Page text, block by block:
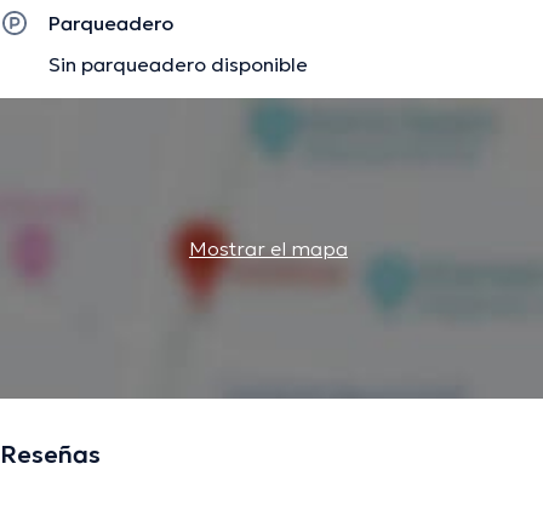
importante resaltar que, la doctora puede hablar en
Español.
Parqueadero
Sin parqueadero disponible
Mostrar el mapa
Reseñas